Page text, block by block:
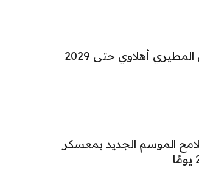
أهلاوي حتى 2029
الموسم الجديد بمعسكر